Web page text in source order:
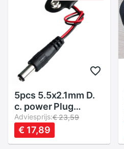
5pcs 5.5x2.1mm D.
c. power Plug
MáQuina Fivela 9 V
Conector Doen
Cabo Da Bateria
Adviesprijs:€ 23,59
€ 17,89